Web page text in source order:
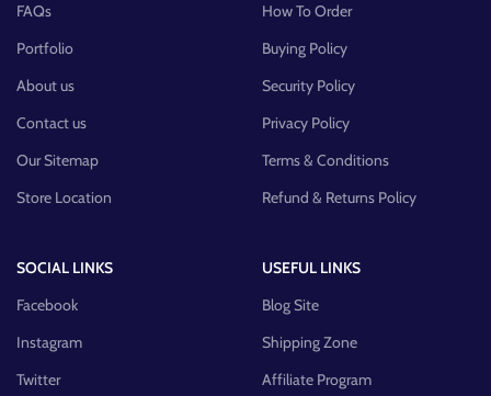
FAQs
Portfolio
About us
Contact us
Our Sitemap
Store Location
How To Order
Buying Policy
Security Policy
Privacy Policy
Terms & Conditions
Refund & Returns Policy
SOCIAL LINKS
Facebook
Instagram
Twitter
USEFUL LINKS
Blog Site
Shipping Zone
Affiliate Program